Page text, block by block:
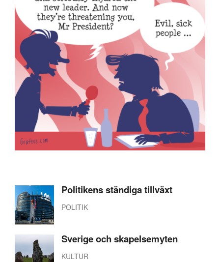
Politikens ständiga tillväxt
POLITIK
Sverige och skapelsemyten
KULTUR